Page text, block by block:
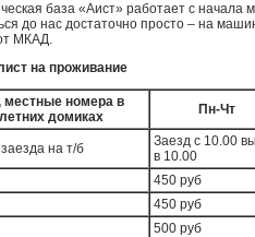
база «Аист» работает с начала
до нас достаточно просто – на
МКАД.
на проживание
местные номера в
летних домиках
Пн-Чт
на т/б
Заезд с 10.00
в 10.00
450 руб
450 руб
500 руб